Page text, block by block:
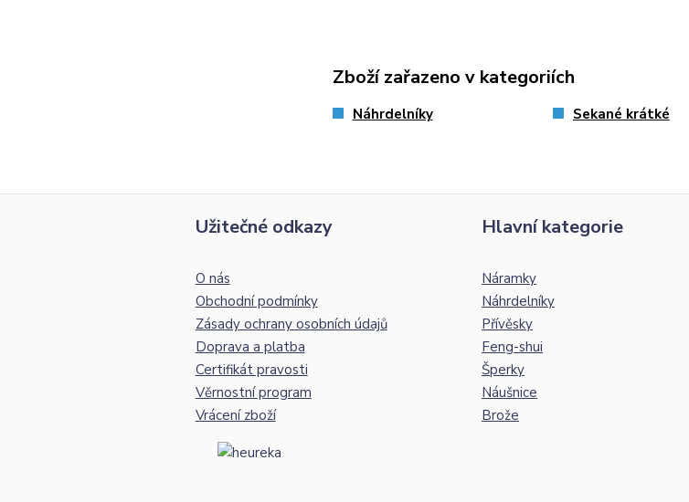
Zboží zařazeno v kategoriích
Náhrdelníky Sekané krátké
Užitečné odkazy
O nás
Obchodní podmínky
Zásady ochrany osobních údajů
Doprava a platba
Certifikát pravosti
Věrnostní program
Vrácení zboží
Hlavní kategorie
Náramky
Náhrdelníky
Přívěsky
Feng-shui
Šperky
Náušnice
Brože